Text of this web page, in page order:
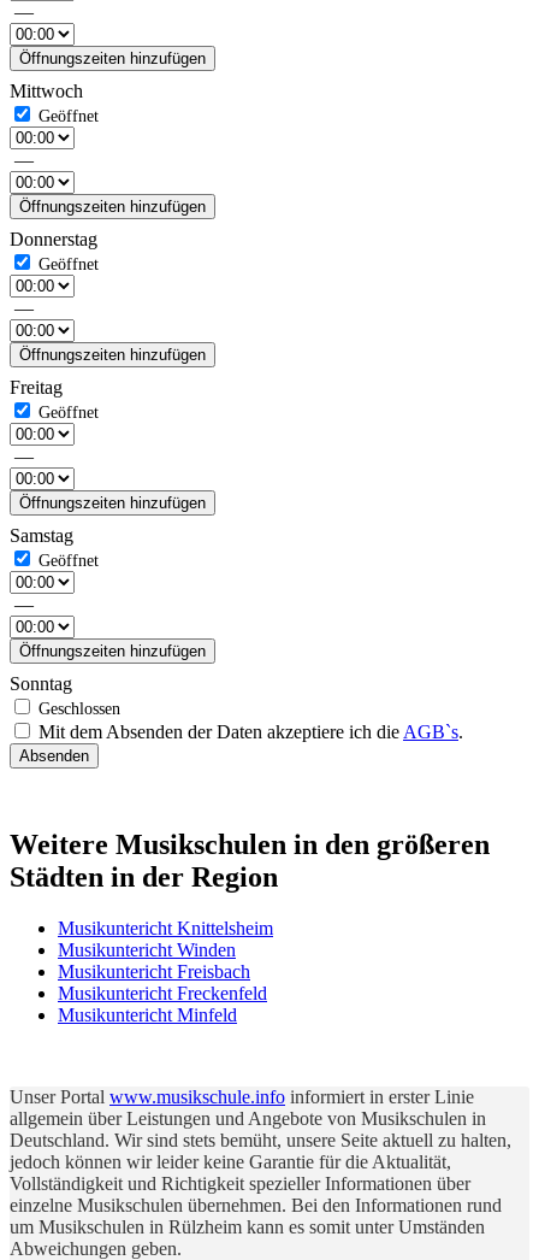
—
Öffnungszeiten hinzufügen
Mittwoch
—
Öffnungszeiten hinzufügen
Donnerstag
—
Öffnungszeiten hinzufügen
Freitag
—
Öffnungszeiten hinzufügen
Samstag
—
Öffnungszeiten hinzufügen
Sonntag
Mit dem Absenden der Daten akzeptiere ich die AGB`s.
Absenden
Weitere Musikschulen in den größeren
Städten in der Region
Musikuntericht Knittelsheim
Musikuntericht Winden
Musikuntericht Freisbach
Musikuntericht Freckenfeld
Musikuntericht Minfeld
Unser Portal www.musikschule.info informiert in erster Linie
allgemein über Leistungen und Angebote von Musikschulen in
Deutschland. Wir sind stets bemüht, unsere Seite aktuell zu halten,
jedoch können wir leider keine Garantie für die Aktualität,
Vollständigkeit und Richtigkeit spezieller Informationen über
einzelne Musikschulen übernehmen. Bei den Informationen rund
um Musikschulen in Rülzheim kann es somit unter Umständen
Abweichungen geben.